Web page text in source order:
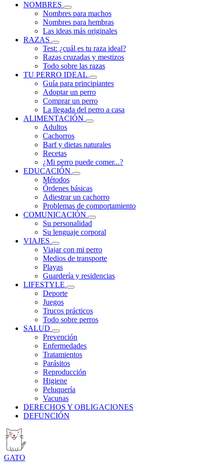
NOMBRES
Nombres para machos
Nombres para hembras
Las ideas más originales
RAZAS
Test: ¿cuál es tu raza ideal?
Razas cruzadas y mestizos
Todo sobre las razas
TU PERRO IDEAL
Guía para principiantes
Adoptar un perro
Comprar un perro
La llegada del perro a casa
ALIMENTACIÓN
Adultos
Cachorros
Barf y dietas naturales
Recetas
¿Mi perro puede comer...?
EDUCACIÓN
Métodos
Órdenes básicas
Adiestrar un cachorro
Problemas de comportamiento
COMUNICACIÓN
Su personalidad
Su lenguaje corporal
VIAJES
Viajar con mi perro
Medios de transporte
Playas
Guardería y residencias
LIFESTYLE
Deporte
Juegos
Trucos prácticos
Todo sobre perros
SALUD
Prevención
Enfermedades
Tratamientos
Parásitos
Reproducción
Higiene
Peluquería
Vacunas
DERECHOS Y OBLIGACIONES
DEFUNCIÓN
GATO